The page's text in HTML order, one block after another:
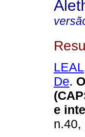
De.
e
n.40,